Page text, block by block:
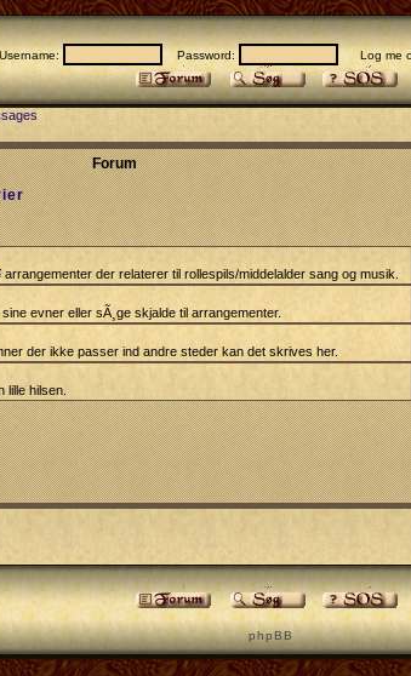
Username: Password: Log me on
Forum
der relaterer til rollespils/middelalder sang og musik.
evner eller sÃ¸ge skjalde til arrangementer.
der ikke passer ind andre steder kan det skrives her.
lille hilsen.
p h p B B